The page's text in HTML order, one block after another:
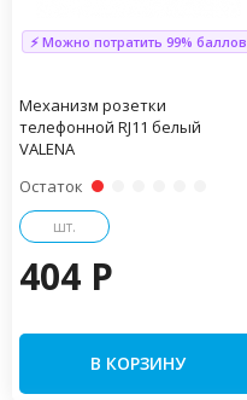
⚡ Можно потратить 99% баллов
Механизм розетки
телефонной RJ11 белый
VALENA
Остаток
шт.
404 P
В КОРЗИНУ